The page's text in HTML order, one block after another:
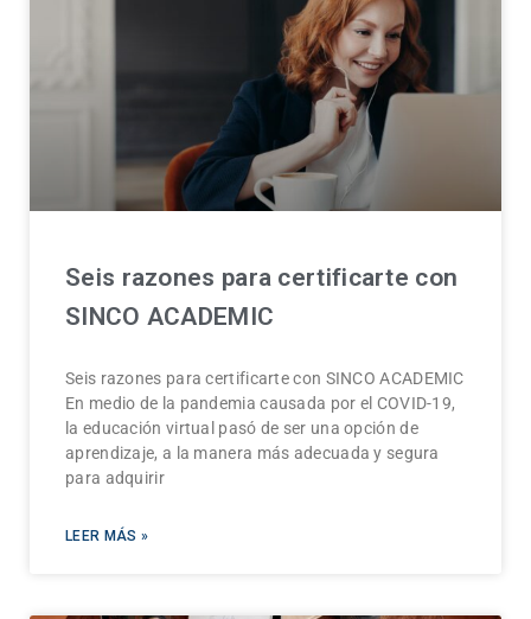
Seis razones para certificarte con
SINCO ACADEMIC
Seis razones para certificarte con SINCO ACADEMIC
En medio de la pandemia causada por el COVID-19,
la educación virtual pasó de ser una opción de
aprendizaje, a la manera más adecuada y segura
para adquirir
LEER MÁS »